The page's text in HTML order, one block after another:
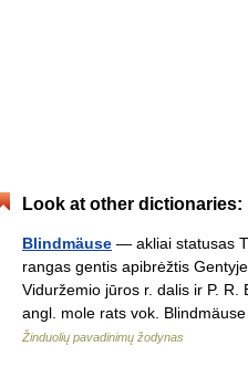
Look at other dictionaries:
Blindmäuse — akliai statusas
rangas gentis apibrėžtis
Viduržemio jūros r. dalis ir P.
angl. mole rats vok.
Žinduolių pavadinimų žodynas